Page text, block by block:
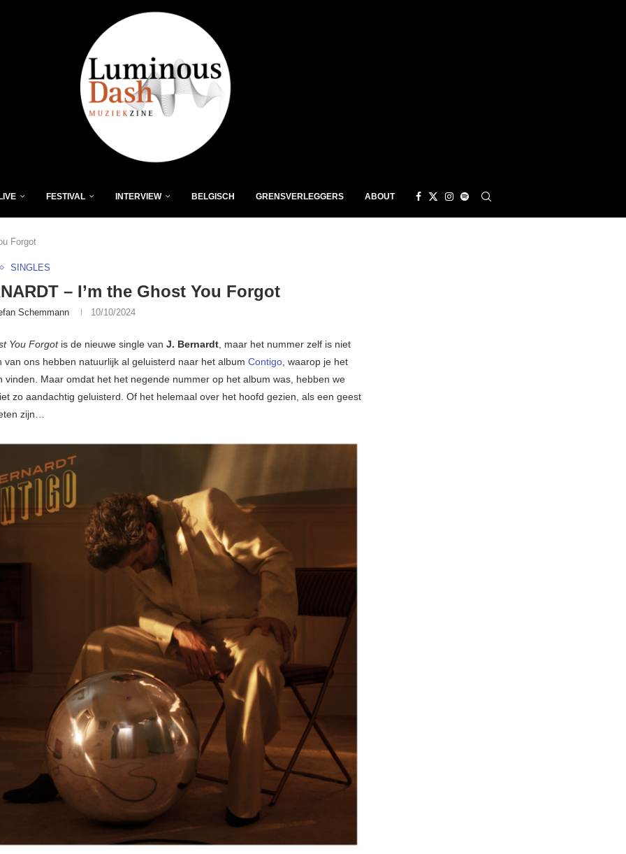
LIVE FESTIVAL INTERVIEW BELGISCH GRENSVERLEGGERS ABOUT
Forgot
SINGLES
– I’m the Ghost You Forgot
Schemmann 10/10/2024
You Forgot is de nieuwe single van J. Bernardt, maar het nummer zelf is niet
van ons hebben natuurlijk al geluisterd naar het album Contigo, waarop je het
vinden. Maar omdat het het negende nummer op het album was, hebben we
zo aandachtig geluisterd. Of het helemaal over het hoofd gezien, als een geest
zijn…